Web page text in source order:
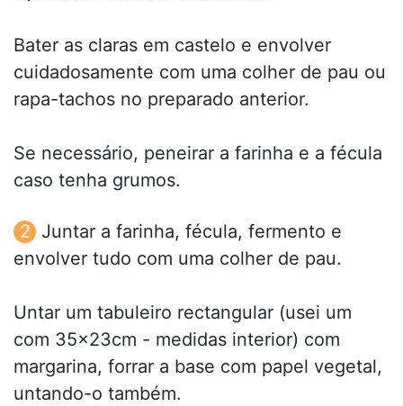
Bater as claras em castelo e envolver
cuidadosamente com uma colher de pau ou
rapa-tachos no preparado anterior.
Se necessário, peneirar a farinha e a fécula
caso tenha grumos.
Juntar a farinha, fécula, fermento e
envolver tudo com uma colher de pau.
Untar um tabuleiro rectangular (usei um
com 35x23cm - medidas interior) com
margarina, forrar a base com papel vegetal,
untando-o também.